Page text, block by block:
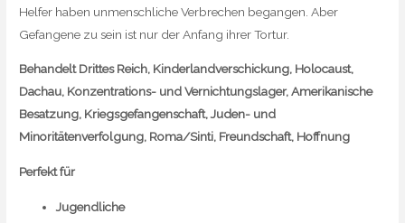
Helfer haben unmenschliche Verbrechen begangen. Aber
Gefangene zu sein ist nur der Anfang ihrer Tortur.
Behandelt Drittes Reich, Kinderlandverschickung, Holocaust,
Dachau, Konzentrations- und Vernichtungslager, Amerikanische
Besatzung, Kriegsgefangenschaft, Juden- und
Minoritätenverfolgung, Roma/Sinti, Freundschaft, Hoffnung
Perfekt für
Jugendliche